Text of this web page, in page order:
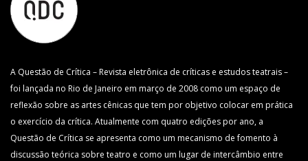
A Questão de Crítica – Revista eletrônica de críticas e estudos teatrais –
foi lançada no Rio de Janeiro em março de 2008 como um espaço de
reflexão sobre as artes cênicas que tem por objetivo colocar em prática
o exercício da crítica. Atualmente com quatro edições por ano, a
Questão de Crítica se apresenta como um mecanismo de fomento à
discussão teórica sobre teatro e como um lugar de intercâmbio entre